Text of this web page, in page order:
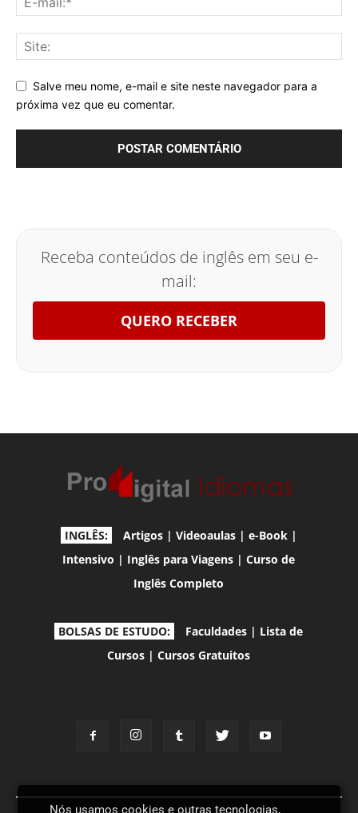
Salve meu nome, e-mail e site neste navegador para a
próxima vez que eu comentar.
Receba conteúdos de inglês em seu e-
mail:
QUERO RECEBER
INGLÊS: Artigos| Videoaulas| e-Book|
Intensivo | Inglês para Viagens |Curso de
Inglês Completo
BOLSAS DE ESTUDO: Faculdades | Lista de
Cursos |Cursos Gratuitos
Nós usamos cookies e outras tecnologias,